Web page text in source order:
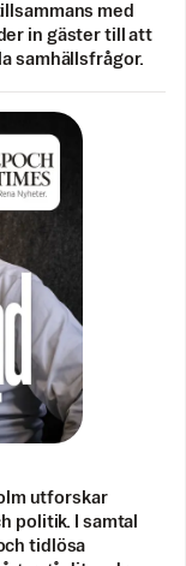
med
in gäster till att
samhällsfrågor.
utforskar
politik. I samtal
tidlösa